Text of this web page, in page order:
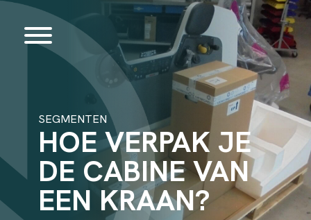
SEGMENTEN
HOE VERPAK JE
DE CABINE VAN
EEN KRAAN?